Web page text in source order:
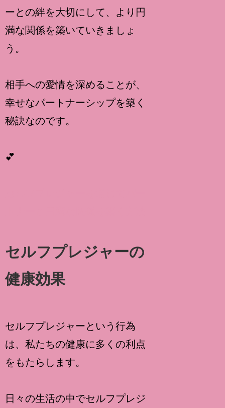
ーとの絆を大切にして、より円
満な関係を築いていきましょ
う。
相手への愛情を深めることが、
幸せなパートナーシップを築く
秘訣なのです。
💕
セルフプレジャーの
健康効果
セルフプレジャーという行為
は、私たちの健康に多くの利点
をもたらします。
日々の生活の中でセルフプレジ